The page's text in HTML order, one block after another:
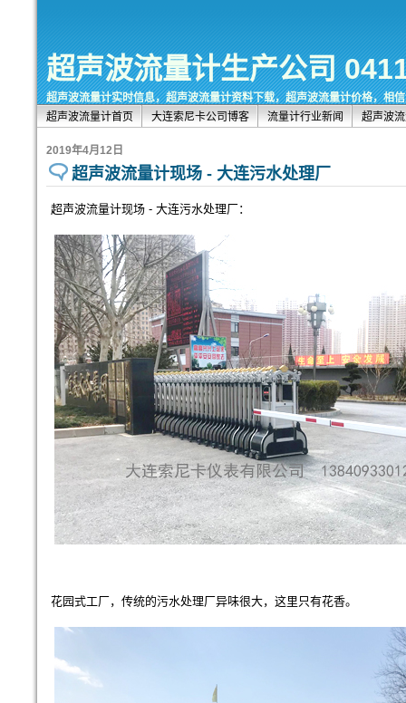
超声波流量计生产公司
超声波流量计实时信息，超声波流量计资料下载，超声波流量计价格，相
超声波流量计首页
大连索尼卡公司博客 流量计行业新闻 超声波
2019年4月12日
超声波流量计现场 - 大连污水处理厂
超声波流量计现场 - 大连污水处理厂：
花园式工厂，传统的污水处理厂异味很大，这里只有花香。